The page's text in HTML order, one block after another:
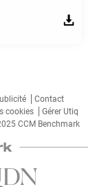
Contact
cookies
Gérer Utiq
CCM Benchmark